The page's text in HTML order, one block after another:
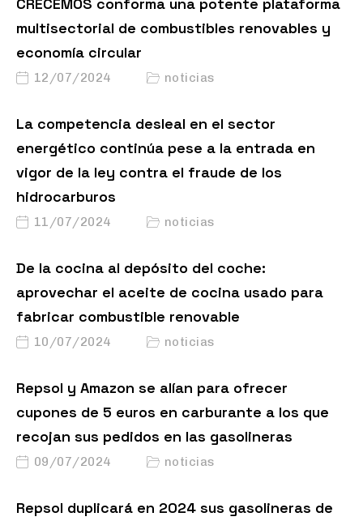
multisectorial de combustibles renovables y
economía circular
12/07/2024 noticias
La competencia desleal en el sector
energético continúa pese a la entrada en
vigor de la ley contra el fraude de los
hidrocarburos
11/07/2024 noticias
De la cocina al depósito del coche:
aprovechar el aceite de cocina usado para
fabricar combustible renovable
10/07/2024 noticias
Repsol y Amazon se alían para ofrecer
cupones de 5 euros en carburante a los que
recojan sus pedidos en las gasolineras
09/07/2024 noticias
Repsol duplicará en 2024 sus gasolineras de